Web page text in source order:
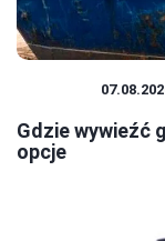
Gdzie wywieźć
opcje